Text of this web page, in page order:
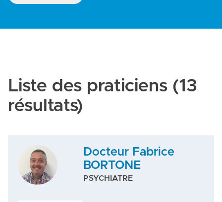
Liste des praticiens (13
résultats)
Docteur Fabrice
BORTONE
PSYCHIATRE